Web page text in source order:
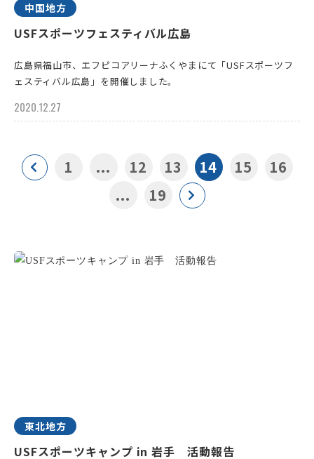
中国地方
USFスポーツフェスティバル広島
広島県福山市、エフピコアリーナふくやまにて「USFスポーツフ
ェスティバル広島」を開催しました。
2020.12.27
1 ... 12 13 14 15
16
...
19
東北地方
USFスポーツキャンプ in 岩手 活動報告